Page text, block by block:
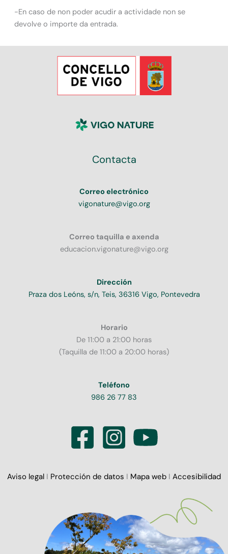
-En caso de non poder acudir a actividade non se
devolve o importe da entrada.
Contacta
Correo electrónico
vigonature@vigo.org
Correo taquilla e axenda
educacion.vigonature@vigo.org
Dirección
Praza dos Leóns, s/n, Teis, 36316 Vigo, Pontevedra
Horario
De 11:00 a 21:00 horas
(Taquilla de 11:00 a 20:00 horas)
Teléfono
986 26 77 83
Aviso legal I Protección de datos I Mapa web I Accesibilidad